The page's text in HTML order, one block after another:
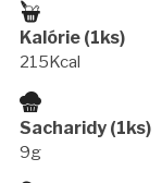
Kalórie (1ks)
215Kcal
Sacharidy (1ks)
9g